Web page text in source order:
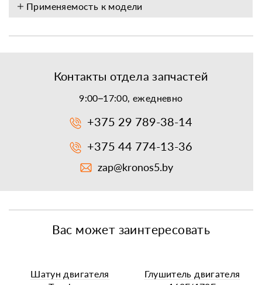
Применяемость к модели
Контакты отдела запчастей
9:00–17:00, ежедневно
+375 29 789-38-14
+375 44 774-13-36
zap@kronos5.by
Вас может заинтересовать
Шатун двигателя
Глушитель двигателя